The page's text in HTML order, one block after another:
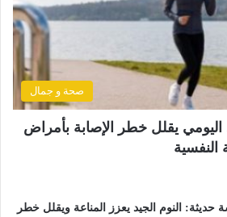
صحة و جمال
اليومي يقلل خطر الإصابة بأمراض
حديثة: النوم الجيد يعزز المناعة ويقلل خطر